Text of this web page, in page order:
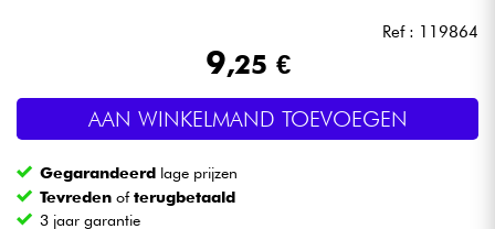
Drums & percussie
Blaasinstrument
Ref : 119864
9,25 €
AAN WINKELMAND TOEVOEGEN
Gegarandeerd lage prijzen
Tevreden ofterugbetaald
3 jaar garantie